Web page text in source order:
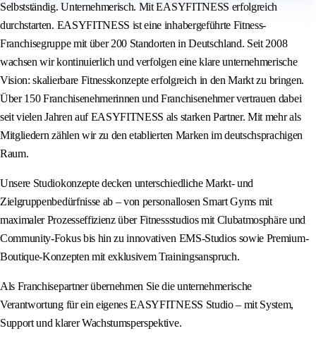
Selbstständig. Unternehmerisch. Mit EASYFITNESS erfolgreich
durchstarten. EASYFITNESS ist eine inhabergeführte Fitness-
Franchisegruppe mit über 200 Standorten in Deutschland. Seit 2008
wachsen wir kontinuierlich und verfolgen eine klare unternehmerische
Vision: skalierbare Fitnesskonzepte erfolgreich in den Markt zu bringen.
Über 150 Franchisenehmerinnen und Franchisenehmer vertrauen dabei
seit vielen Jahren auf EASYFITNESS als starken Partner. Mit mehr als
Mitgliedern zählen wir zu den etablierten Marken im deutschsprachigen
Raum.
Unsere Studiokonzepte decken unterschiedliche Markt- und
Zielgruppenbedürfnisse ab – von personallosen Smart Gyms mit
maximaler Prozesseffizienz über Fitnessstudios mit Clubatmosphäre und
Community-Fokus bis hin zu innovativen EMS-Studios sowie Premium-
Boutique-Konzepten mit exklusivem Trainingsanspruch.
Als Franchisepartner übernehmen Sie die unternehmerische
Verantwortung für ein eigenes EASYFITNESS Studio – mit System,
Support und klarer Wachstumsperspektive.